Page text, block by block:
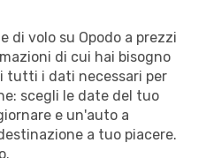
di volo su Opodo a prezzi
di cui hai bisogno
tutti i dati necessari per
scegli le date del tuo
e un'auto a
a tuo piacere.